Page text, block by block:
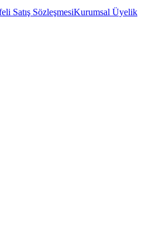
Satış SözleşmesiKurumsal Üyelik